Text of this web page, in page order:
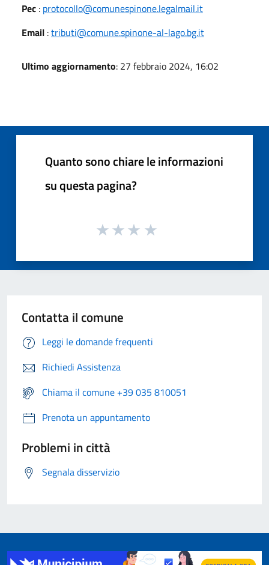
Pec : protocollo@comunespinone.legalmail.it
Email :tributi@comune.spinone-al-lago.bg.it
Ultimo aggiornamento: 27 febbraio 2024, 16:02
Quanto sono chiare le informazioni
su questa pagina?
Contatta il comune
Leggi le domande frequenti
Richiedi Assistenza
Chiama il comune +39 035 810051
Prenota un appuntamento
Problemi in città
Segnala disservizio